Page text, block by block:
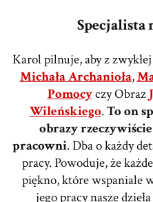
Karol pilnuje, aby z
Michała Archanioła,
Pomocyczy Obraz
Wileńskiego.To on
obrazy
pracowni. Dba o każdy
pracy. Powoduje, że
piękno, które wspaniale
jego pracy nasze